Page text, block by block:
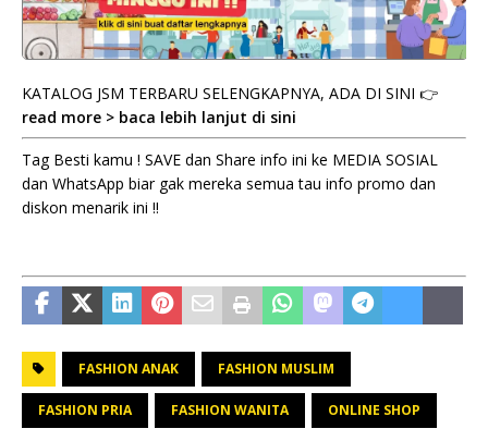
KATALOG JSM TERBARU SELENGKAPNYA, ADA DI SINI 👉
read more > baca lebih lanjut di sini
Tag Besti kamu ! SAVE dan Share info ini ke MEDIA SOSIAL
dan WhatsApp biar gak mereka semua tau info promo dan
diskon menarik ini !!
FASHION ANAK FASHION MUSLIM
FASHION PRIA FASHION WANITA ONLINE SHOP